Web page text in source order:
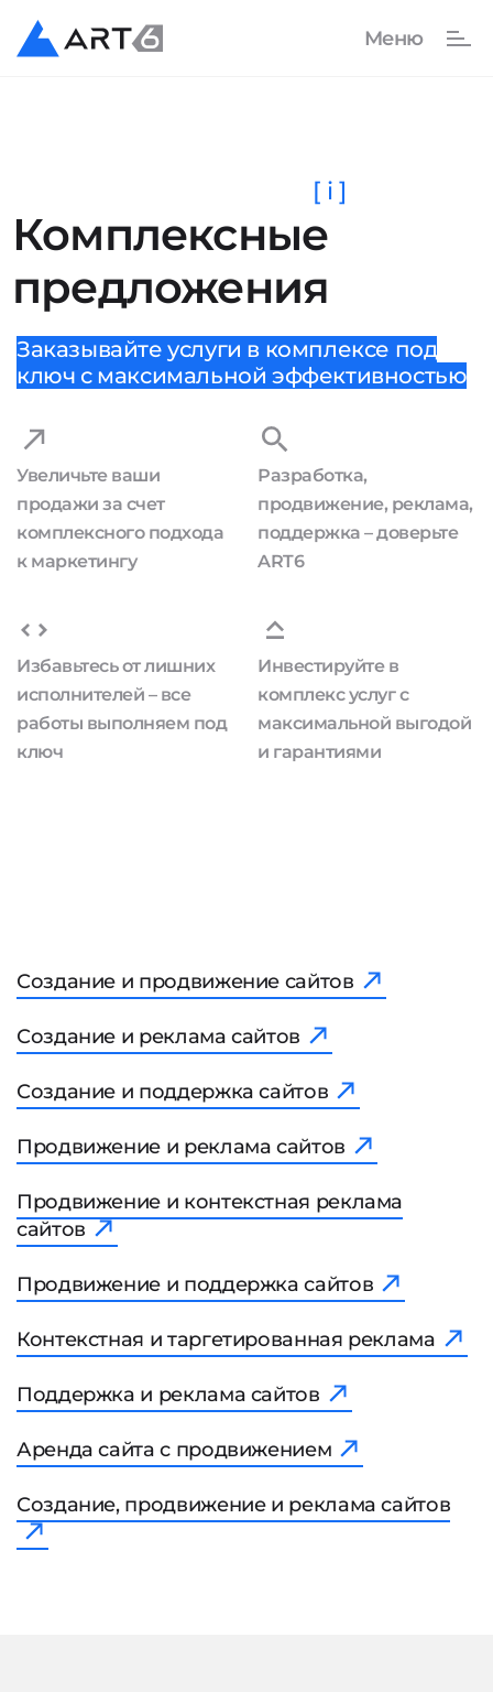
Комплексные
предложения
[ i ]
Заказывайте услуги в комплексе под
ключ с максимальной эффективностью
Увеличьте ваши
продажи за счет
комплексного подхода
к маркетингу
Разработка,
продвижение, реклама,
поддержка – доверьте
ART6
Избавьтесь от лишних
исполнителей – все
работы выполняем под
ключ
Инвестируйте в
комплекс услуг с
максимальной выгодой
и гарантиями
Создание и продвижение сайтов
Создание и реклама сайтов
Создание и поддержка сайтов
Продвижение и реклама сайтов
Продвижение и контекстная реклама
сайтов
Продвижение и поддержка сайтов
Контекстная и таргетированная реклама
Поддержка и реклама сайтов
Аренда сайта с продвижением
Создание, продвижение и реклама сайтов